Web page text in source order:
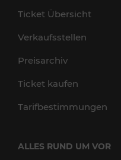
Ticket Übersicht
Verkaufsstellen
Preisarchiv
Ticket kaufen
Tarifbestimmungen
ALLES RUND UM VOR